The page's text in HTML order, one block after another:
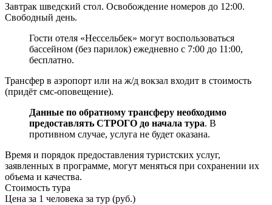
Завтрак шведский стол. Освобождение номеров до 12:00.
Свободный день.
Гости отеля «Нессельбек» могут воспользоваться
бассейном (без парилок) ежедневно с 7:00 до 11:00,
бесплатно.
Трансфер в аэропорт или на ж/д вокзал входит в стоимость
(придёт смс-оповещение).
Данные по обратному трансферу необходимо
предоставлять СТРОГО до начала тура. В
противном случае, услуга не будет оказана.
Время и порядок предоставления туристских услуг,
заявленных в программе, могут меняться при сохранении их
объема и качества.
Стоимость тура
Цена за 1 человека за тур (руб.)